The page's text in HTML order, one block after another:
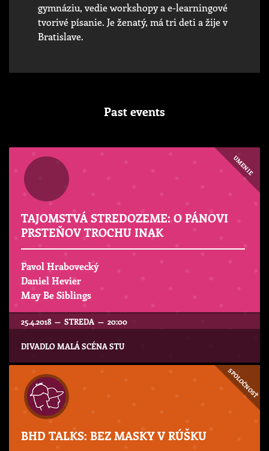
gymnáziu, vedie workshopy a e-learningové
tvorivé písanie. Je ženatý, má tri deti a žije v
Bratislave.
Past events
UMENIE
TAJOMSTVÁ STREDOZEME: O PÁNOVI
PRSTEŇOV TROCHU INAK
Pavol Hrabovecký
Daniel Hevier
May Be Siblings
25.4.2018 — STREDA — 20:00
DIVADLO MALÁ SCÉNA STU
SPOLOČNOSŤ
BHD TALKS: BEZ MASKY V RÚŠKU